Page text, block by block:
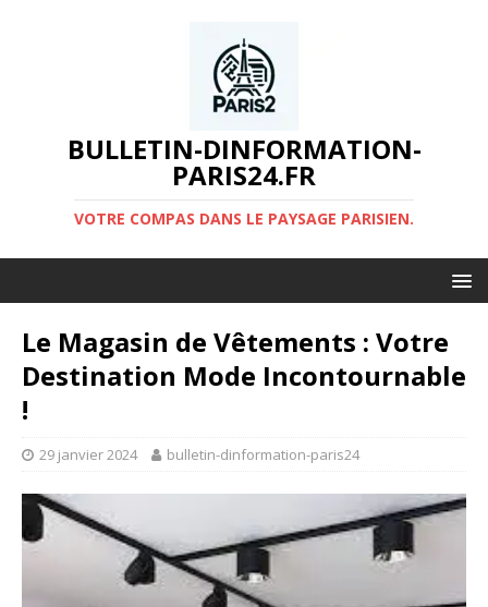
BULLETIN-DINFORMATION-
PARIS24.FR
VOTRE COMPAS DANS LE PAYSAGE PARISIEN.
Le Magasin de Vêtements : Votre
Destination Mode Incontournable
!
29 janvier 2024 bulletin-dinformation-paris24